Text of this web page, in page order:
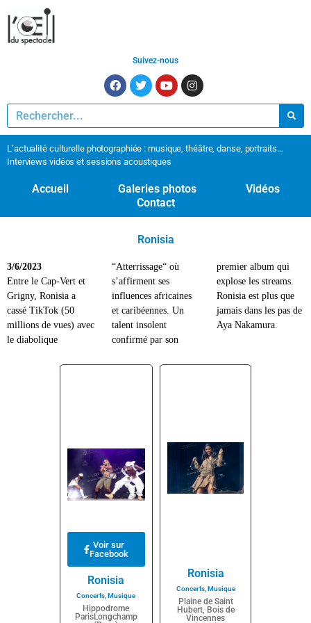
Suivez-nous
L’actualité culturelle photographiée : musique, théâtre, danse, portraits…
Interviews vidéos et sessions acoustiques
Accueil Galeries photos
Vidéos
Contact
Ronisia
3/6/2023
Entre le Cap-Vert et
Grigny, Ronisia a
cassé TikTok (50
millions de vues) avec
le diabolique
“Atterrissage“ où
s’affirment ses
influences africaines
et caribéennes. Un
talent insolent
confirmé par son
premier album qui
explose les streams.
Ronisia est plus que
jamais dans les pas de
Aya Nakamura.
Voir sur
Facebook
Ronisia
Concerts,Musique
Hippodrome
ParisLongchamp
Ronisia
Concerts,Musique
Plaine de Saint
Hubert, Bois de
Vincennes